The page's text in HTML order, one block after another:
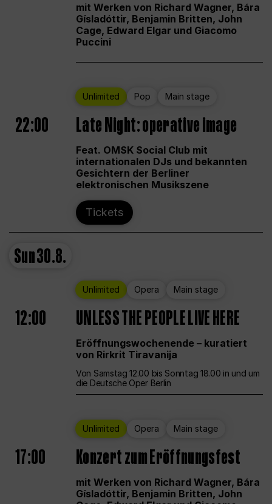
mit Werken von Richard Wagner, Bára
Gísladóttir, Benjamin Britten, John
Cage, Edward Elgar und Giacomo
Puccini
Unlimited Pop Main stage
22:00 Late Night: operative image
Feat. OMSK Social Club mit
internationalen DJs und bekannten
Gesichtern der Berliner
elektronischen Musikszene
Tickets
Sun30.8.
Unlimited Opera Main stage
12:00 UNLESS THE PEOPLE LIVE HERE
Eröffnungswochenende – kuratiert
von Rirkrit Tiravanija
Von Samstag 12.00 bis Sonntag 18.00 in und um
die Deutsche Oper Berlin
Unlimited Opera Main stage
17:00 Konzert zum Eröffnungsfest
mit Werken von Richard Wagner, Bára
Gísladóttir, Benjamin Britten, John